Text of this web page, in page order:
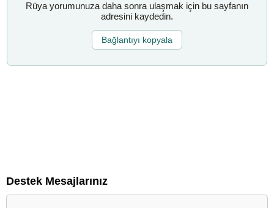
Rüya yorumunuza daha sonra ulaşmak için bu sayfanın
adresini kaydedin.
Bağlantıyı kopyala
Destek Mesajlarınız